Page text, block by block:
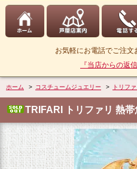
お気軽にお電話でご注文
『当店からの返
ホーム > コスチュームジュエリー > トリファ
TRIFARI トリファリ 熱